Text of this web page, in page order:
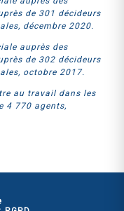
de 301 décideurs
décembre 2020.
auprès des
de 302 décideurs
octobre 2017.
au travail dans les
4 770 agents,